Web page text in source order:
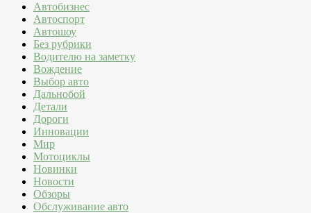
Автобизнес
Автоспорт
Автошоу
Без рубрики
Водителю на заметку
Вождение
Выбор авто
Дальнобой
Детали
Дороги
Инновации
Мир
Мотоциклы
Новинки
Новости
Обзоры
Обслуживание авто